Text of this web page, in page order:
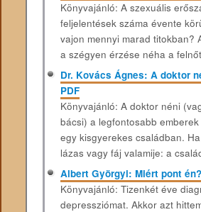
Könyvajánló: A szexuális
feljelentések száma évente
vajon mennyi marad titokban?
a szégyen érzése néha a
Dr. Kovács Ágnes: A doktor
PDF
Könyvajánló: A doktor néni
bácsi) a legfontosabb
egy kisgyerekes családban.
lázas vagy fáj valamije: a
Albert Györgyi: Miért pont
Könyvajánló: Tizenkét éve
depressziómat. Akkor azt